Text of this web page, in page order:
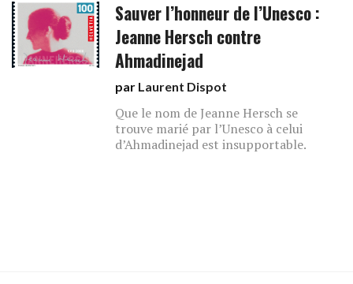
Sauver l’honneur de l’Unesco :
Jeanne Hersch contre
Ahmadinejad
par Laurent Dispot
Que le nom de Jeanne Hersch se
trouve marié par l’Unesco à celui
d’Ahmadinejad est insupportable.